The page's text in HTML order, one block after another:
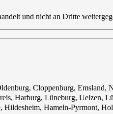
und nicht an Dritte
Cloppenburg, Emsland,
Harburg, Lüneburg, Uelzen,
Hameln-Pyrmont,